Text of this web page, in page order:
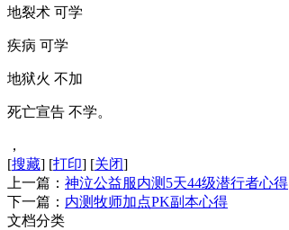
地裂术 可学
疾病 可学
地狱火 不加
死亡宣告 不学。
，
[搜藏] [打印] [关闭]
上一篇： 神泣公益服内测5天44级潜行者心得
下一篇： 内测牧师加点PK副本心得
文档分类